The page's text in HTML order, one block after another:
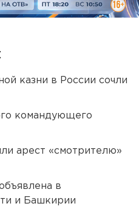
казни в России сочли
командующего
арест «смотрителю»
в
и Башкирии